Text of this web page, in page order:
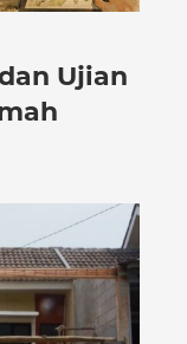
Ujian